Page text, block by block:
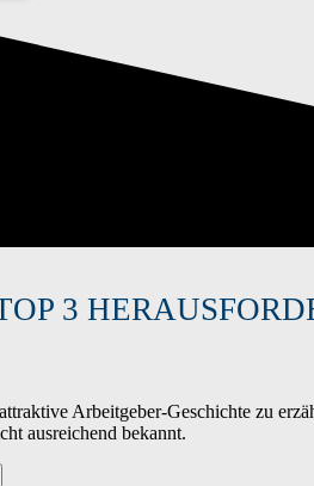
3
Arbeitgeber-Geschichte zu
ausreichend bekannt.